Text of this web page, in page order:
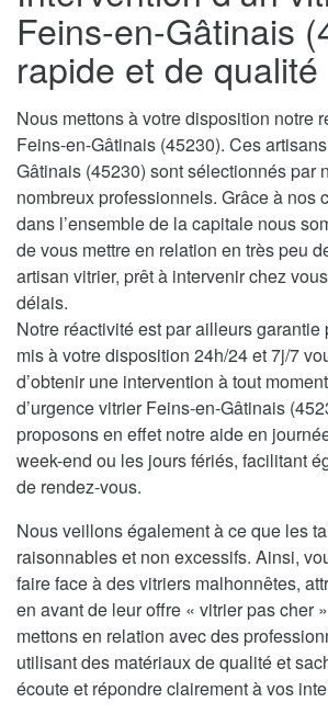
Feins-en-Gâtinais
rapide et de qualité
Nous mettons à votre disposition notre
Feins-en-Gâtinais (45230). Ces
Gâtinais (45230) sont sélectionnés par
nombreux professionnels. Grâce à nos
dans l’ensemble de la capitale nous
de vous mettre en relation en très peu
artisan vitrier, prêt à intervenir chez
délais.
Notre réactivité est par ailleurs garantie
mis à votre disposition 24h/24 et 7j/7
d’obtenir une intervention à tout
d’urgence vitrier Feins-en-Gâtinais
proposons en effet notre aide en
week-end ou les jours fériés, facilitant
de rendez-vous.
Nous veillons également à ce que les
raisonnables et non excessifs. Ainsi,
faire face à des vitriers malhonnêtes,
en avant de leur offre « vitrier pas cher
mettons en relation avec des
utilisant des matériaux de qualité et
écoute et répondre clairement à vos